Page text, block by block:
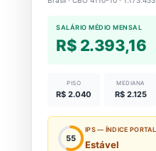
SALÁRIO MÉDIO MENSAL
R$ 2.393,16
PISO
R$ 2.040
MEDIANA
R$ 2.125
55
IPS — ÍNDICE
Estável